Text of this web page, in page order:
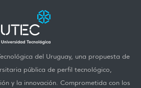
del Uruguay, una propuesta de
pública de perfil tecnológico,
y la innovación. Comprometida con los